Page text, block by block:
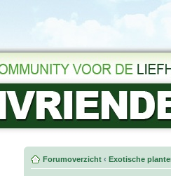
Forumoverzicht ‹ Exotische